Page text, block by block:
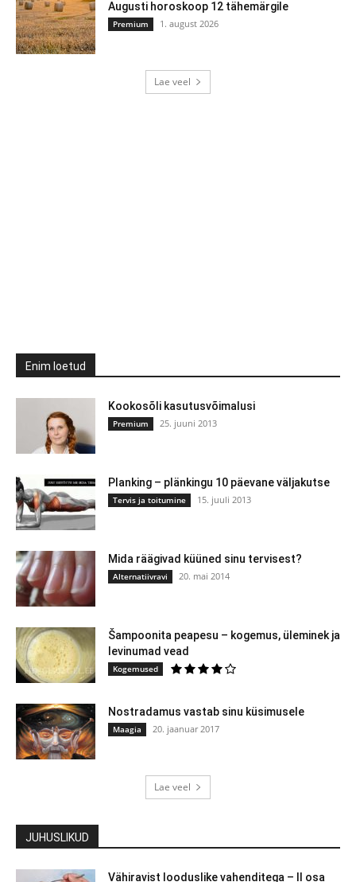
Augusti horoskoop 12 tähemärgile
Premium 1. august 2026
Lae veel
Enim loetud
Kookosõli kasutusvõimalusi
Premium 25. juuni 2013
Planking – plänkingu 10 päevane väljakutse
Tervis ja toitumine 15. juuli 2013
Mida räägivad küüned sinu tervisest?
Alternatiivravi 20. mai 2014
Šampoonita peapesu – kogemus, üleminek ja
levinumad vead
Kogemused
Nostradamus vastab sinu küsimusele
Maagia 20. jaanuar 2017
Lae veel
JUHUSLIKUD
Vähiravist looduslike vahenditega – II osa